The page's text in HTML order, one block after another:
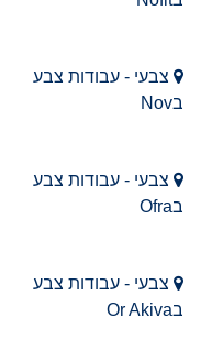
צבעי - עבודות צבע
בNov
צבעי - עבודות צבע
בOfra
צבעי - עבודות צבע
בOr Akiva